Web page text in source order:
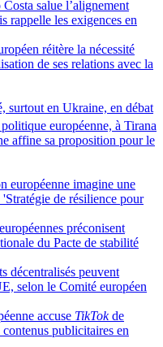
salue l’alignement
rappelle les exigences en
réitère la nécessité
de ses relations avec la
surtout en Ukraine, en débat
européenne, à Tirana
affine sa proposition pour le
européenne imagine une
de résilience pour
préconisent
du Pacte de stabilité
décentralisés peuvent
selon le Comité européen
accuse TikTokde
publicitaires en